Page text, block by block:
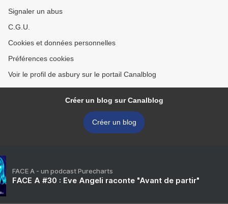
Signaler un abus
C.G.U.
Cookies et données personnelles
Préférences cookies
Voir le profil de asbury sur le portail Canalblog
Créer un blog sur Canalblog
Créer un blog
FACE A - un podcast Purecharts
FACE A #30 : Eve Angeli raconte "Avant de partir"